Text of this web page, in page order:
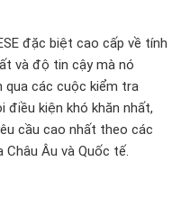
đặc biệt cao cấp về tính
và độ tin cậy mà nó
qua các cuộc kiểm tra
kiện khó khăn nhất,
cầu cao nhất theo các
Âu và Quốc tế.